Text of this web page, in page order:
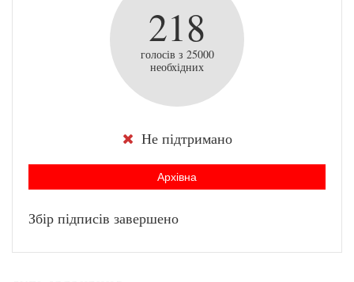
218
голосів з 25000
необхідних
Не підтримано
Архівна
Збір підписів завершено